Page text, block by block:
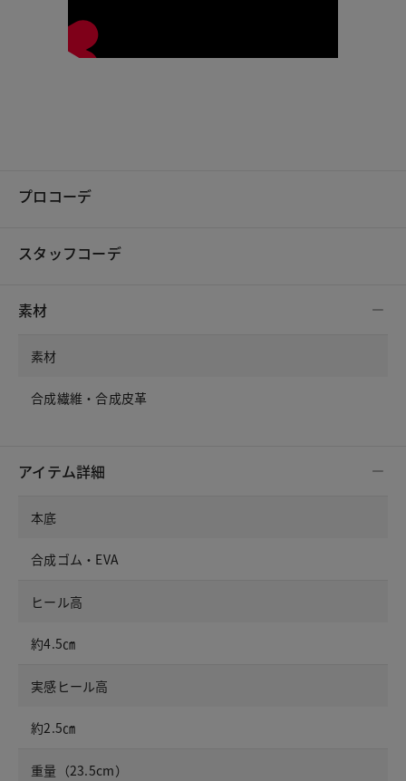
プロコーデ
スタッフコーデ
素材
素材
合成繊維・合成皮革
アイテム詳細
本底
合成ゴム・EVA
ヒール高
約4.5㎝
実感ヒール高
約2.5㎝
重量（23.5cm）